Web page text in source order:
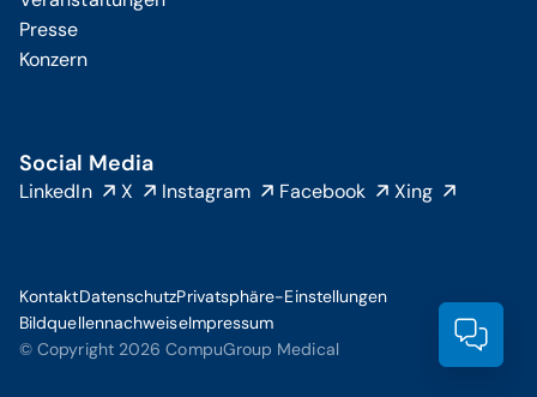
Presse
Konzern
Social Media
LinkedIn X Instagram Facebook Xing
© Copyright 2026 CompuGroup Medical
KontaktDatenschutzPrivatsphäre-Einstellungen
BildquellennachweiseImpressum